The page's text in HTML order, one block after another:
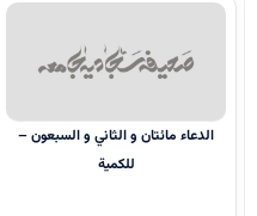
الدعاء مائتان و الثاني و السبعون –
للكمية